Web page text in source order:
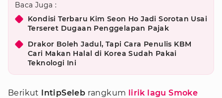
Baca Juga :
Kondisi Terbaru Kim Seon Ho Jadi Sorotan Usai
Terseret Dugaan Penggelapan Pajak
Drakor Boleh Jadul, Tapi Cara Penulis KBM
Cari Makan Halal di Korea Sudah Pakai
Teknologi Ini
Berikut IntipSeleb rangkum lirik lagu Smoke